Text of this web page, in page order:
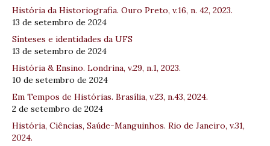
História da Historiografia. Ouro Preto, v.16, n. 42, 2023.
13 de setembro de 2024
Sínteses e identidades da UFS
13 de setembro de 2024
História & Ensino. Londrina, v.29, n.1, 2023.
10 de setembro de 2024
Em Tempos de Histórias. Brasília, v.23, n.43, 2024.
2 de setembro de 2024
História, Ciências, Saúde-Manguinhos. Rio de Janeiro, v.31,
2024.